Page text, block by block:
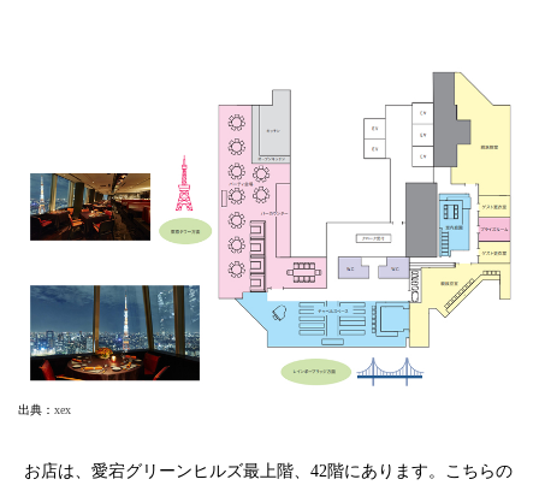
出典： xex
お店は、愛宕グリーンヒルズ最上階、42階にあります。こちらの